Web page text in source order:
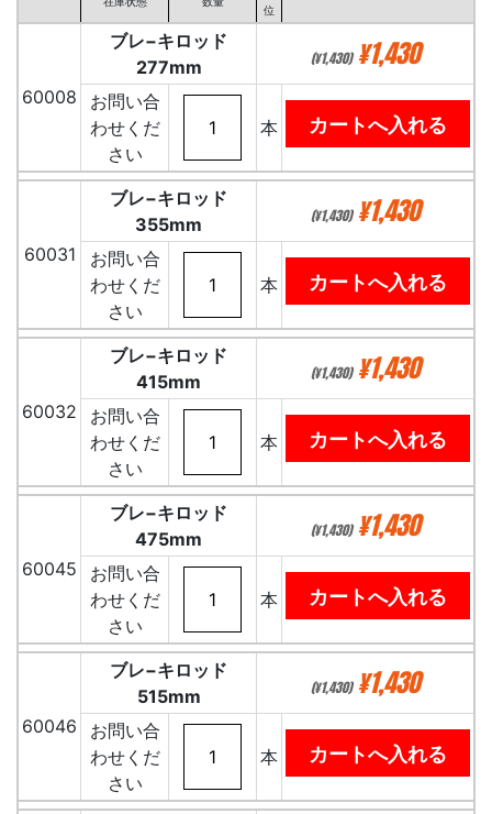
位
60008
ブレ−キロッド
277mm
(¥1,430) ¥1,430
お問い合
わせくだ
さい
本
60031
ブレ−キロッド
355mm
(¥1,430) ¥1,430
お問い合
わせくだ
さい
本
60032
ブレ−キロッド
415mm
(¥1,430) ¥1,430
お問い合
わせくだ
さい
本
60045
ブレ−キロッド
475mm
(¥1,430) ¥1,430
お問い合
わせくだ
さい
本
60046
ブレ−キロッド
515mm
(¥1,430) ¥1,430
お問い合
わせくだ
さい
本